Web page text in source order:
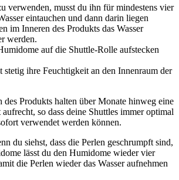
verwenden, musst du ihn für mindestens vier
eintauchen und dann darin liegen
im Inneren des Produkts das Wasser
werden.
auf die Shuttle-Rolle aufstecken
stetig ihre Feuchtigkeit an den Innenraum der
des Produkts halten über Monate hinweg eine
so dass deine Shuttles immer optimal
verwendet werden können.
du siehst, dass die Perlen geschrumpft sind,
lässt du den Humidome wieder vier
die Perlen wieder das Wasser aufnehmen